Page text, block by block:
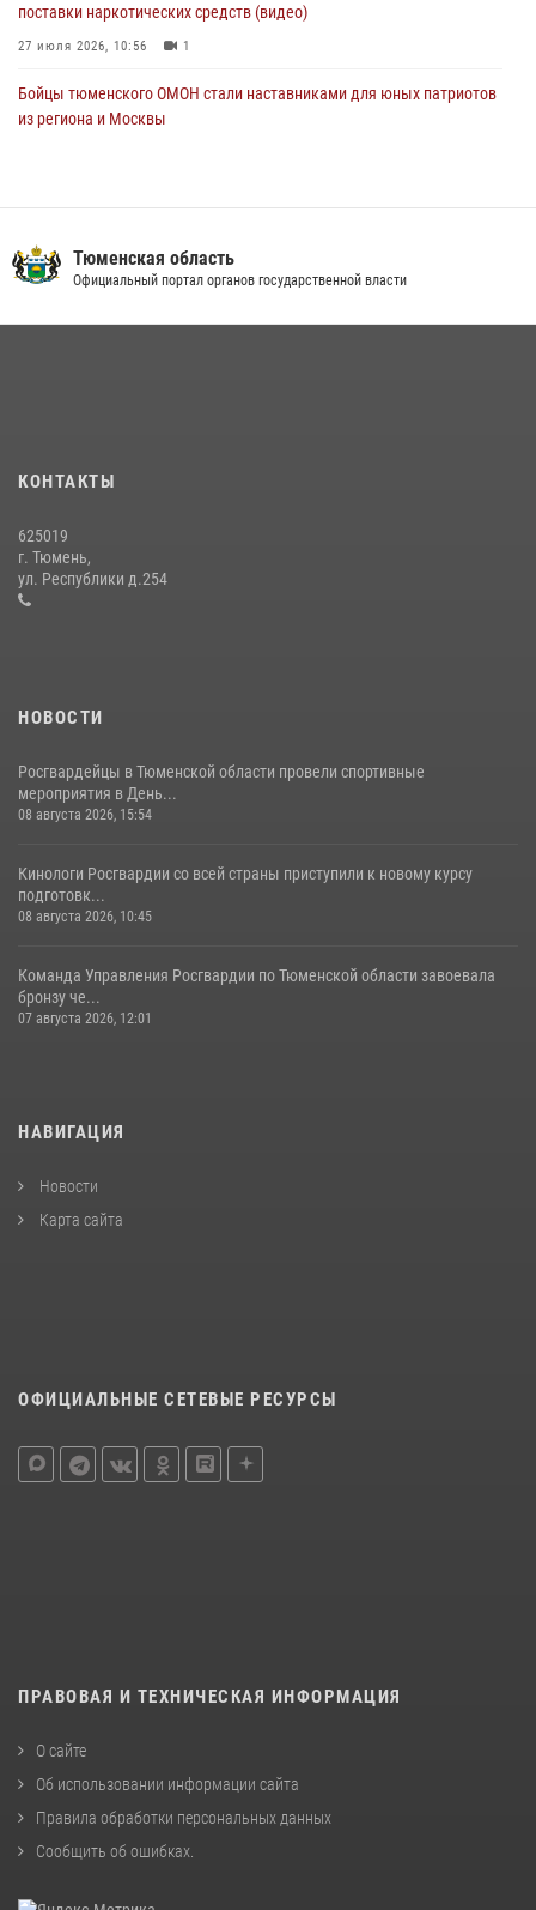
поставки наркотических средств (видео)
27 июля 2026, 10:56 1
Бойцы тюменского ОМОН стали наставниками для юных патриотов
из региона и Москвы
03 августа 2026, 07:23 1
Сотрудники тюменского СОБР "Сова" отработали навыки
десантирования на Урале
16 июля 2026, 10:42
Тюменская область
Официальный портал органов государственной власти
КОНТАКТЫ
625019
г. Тюмень,
ул. Республики д.254
НОВОСТИ
Росгвардейцы в Тюменской области провели спортивные
мероприятия в День...
08 августа 2026, 15:54
Кинологи Росгвардии со всей страны приступили к новому курсу
подготовк...
08 августа 2026, 10:45
Команда Управления Росгвардии по Тюменской области завоевала
бронзу че...
07 августа 2026, 12:01
НАВИГАЦИЯ
Новости
Карта сайта
ОФИЦИАЛЬНЫЕ СЕТЕВЫЕ РЕСУРСЫ
ПРАВОВАЯ И ТЕХНИЧЕСКАЯ ИНФОРМАЦИЯ
О сайте
Об использовании информации сайта
Правила обработки персональных данных
Сообщить об ошибках